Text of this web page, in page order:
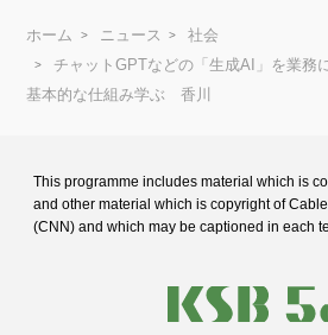
ホーム ニュース
社会
チャットGPTなどの「生成AI」を業
基本的な仕組み学ぶ 香川
This programme includes material which is
and other material which is copyright of
(CNN) and which may be captioned in each